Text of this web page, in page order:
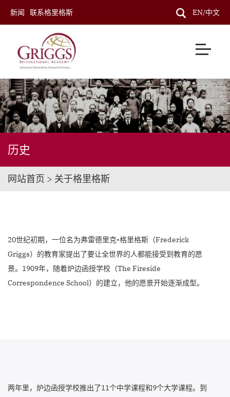
新闻 联系格里格斯 EN/中文
历史
网站首页 > 关于格里格斯
20世纪初期，一位名为弗雷德里克•格里格斯（Frederick
Griggs）的教育家提出了要让全世界的人都能接受到教育的愿
景。1909年，随着炉边函授学校（The Fireside
Correspondence School）的建立，他的愿景开始逐渐成型。
两年里，炉边函授学校推出了11个中学课程和9个大学课程。到